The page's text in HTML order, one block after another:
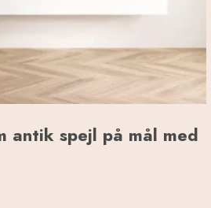
antik spejl på mål med